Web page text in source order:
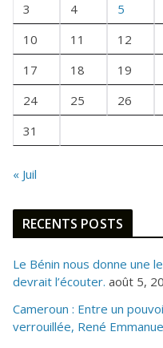
F
S
3
4 5
10
11 12
17
18 19
24
25 26
31
« Juil
RECENTS POSTS
Le Bénin nous donne une
devrait l’écouter. août 5,
Cameroun : Entre un
verrouillée, René